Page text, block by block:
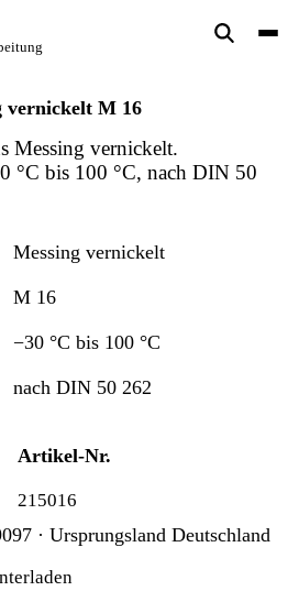
vernickelt M 16
Messing vernickelt.
°C bis 100 °C, nach DIN 50
Messing vernickelt
M 16
−30 °C bis 100 °C
nach DIN 50 262
Artikel-Nr.
215016
· Ursprungsland Deutschland